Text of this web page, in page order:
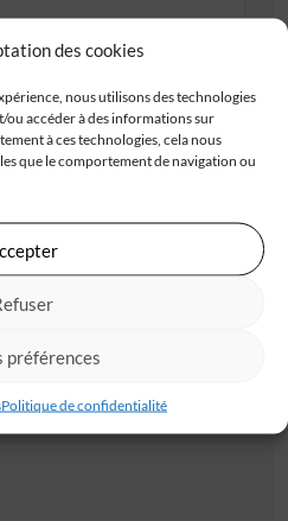
des cookies
nous utilisons des technologies
ou accéder à des informations sur
à ces technologies, cela nous
que le comportement de navigation ou
préférences
Politique de confidentialité